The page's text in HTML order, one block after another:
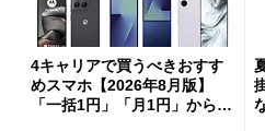
4キャリアで買うべきおすす
めスマホ【2026年8月版】
「一括1円」「月1円」からお